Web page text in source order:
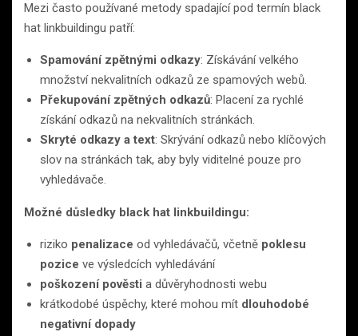
Mezi často používané metody spadající pod termín black
hat linkbuildingu patří:
Spamování zpětnými odkazy: Získávání velkého
množství nekvalitních odkazů ze spamových webů.
Překupování zpětných odkazů: Placení za rychlé
získání odkazů na nekvalitních stránkách.
Skryté odkazy a text: Skrývání odkazů nebo klíčových
slov na stránkách tak, aby byly viditelné pouze pro
vyhledávače.
Možné důsledky black hat linkbuildingu:
riziko penalizace od vyhledávačů, včetně poklesu
pozice ve výsledcích vyhledávání
poškození pověsti a důvěryhodnosti webu
krátkodobé úspěchy, které mohou mít dlouhodobé
negativní dopady